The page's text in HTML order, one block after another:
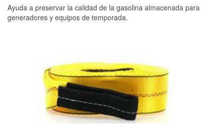
Ayuda a preservar la calidad de la gasolina almacenada para
generadores y equipos de temporada.